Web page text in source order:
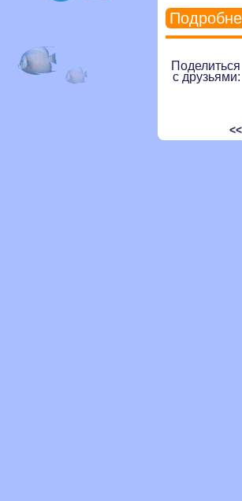
Поделиться
с друзьями:
<<